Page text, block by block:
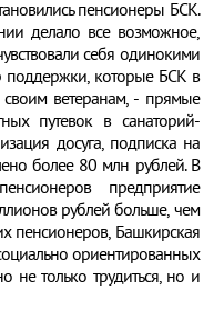
пенсионеры БСК.
делало все возможное,
себя одинокими
которые БСК в
ветеранам, - прямые
путевок в санаторий-
досуга, подписка на
более 80 млн рублей. В
предприятие
рублей больше, чем
пенсионеров, Башкирская
ориентированных
не только трудиться, но и